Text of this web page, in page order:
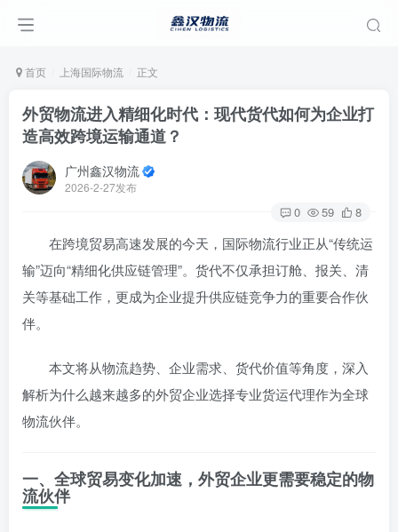
首页 上海国际物流 正文
外贸物流进入精细化时代：现代货代如何为企业打
造高效跨境运输通道？
广州鑫汉物流
2026-2-27发布
0 59 8
在跨境贸易高速发展的今天，国际物流行业正从“传统运
输”迈向“精细化供应链管理”。货代不仅承担订舱、报关、清
关等基础工作，更成为企业提升供应链竞争力的重要合作伙
伴。
本文将从物流趋势、企业需求、货代价值等角度，深入
解析为什么越来越多的外贸企业选择专业货运代理作为全球
物流伙伴。
一、全球贸易变化加速，外贸企业更需要稳定的物
流伙伴